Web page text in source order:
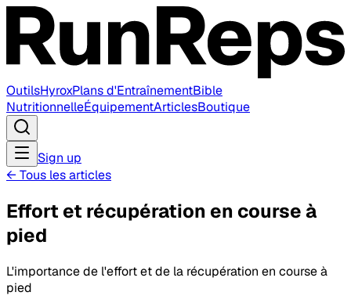
OutilsHyroxPlans d'EntraînementBible
NutritionnelleÉquipementArticlesBoutique
Sign up
← Tous les articles
Effort et récupération en course à
pied
L'importance de l'effort et de la récupération en course à
pied